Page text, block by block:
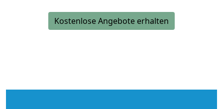
Kostenlose Angebote erhalten